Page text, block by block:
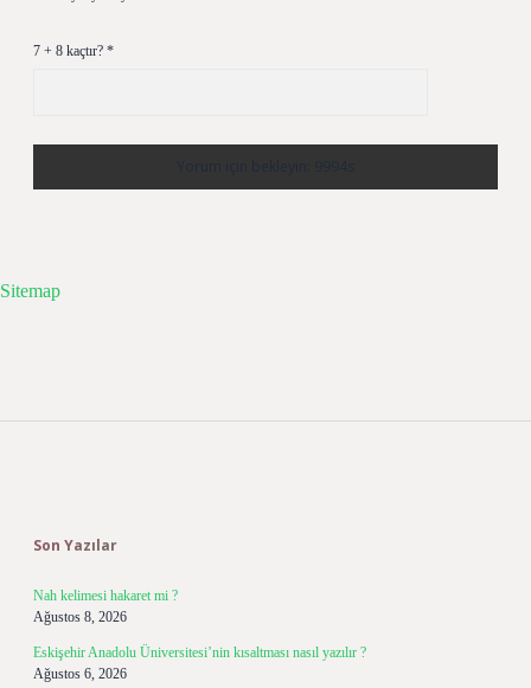
7 + 8 kaçtır? *
Sitemap
Son Yazılar
Nah kelimesi hakaret mi ?
Ağustos 8, 2026
Eskişehir Anadolu Üniversitesi’nin kısaltması nasıl yazılır ?
Ağustos 6, 2026